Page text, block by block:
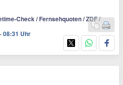
Check / Fernsehquoten / ZDF /
·08:31 Uhr